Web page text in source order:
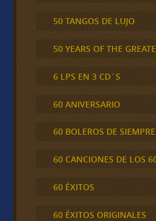
50 TANGOS DE LUJO
50 YEARS OF THE
6 LPS EN 3 CD´S
60 ANIVERSARIO
60 BOLEROS DE SIEMPRE
60 CANCIONES DE LOS
60 ÉXITOS
60 ÉXITOS ORIGINALES